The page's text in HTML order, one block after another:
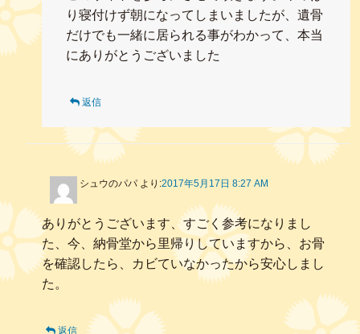
り寝付けず朝になってしまいましたが、遺骨
だけでも一緒に居られる事がわかって、本当
にありがとうございました
返信
シュウのパパ より:2017年5月17日 8:27 AM
ありがとうございます、すごく参考になりまし
た、今、納骨堂から里帰りしていますから、お骨
を確認したら、カビていなかったから安心しまし
た。
返信